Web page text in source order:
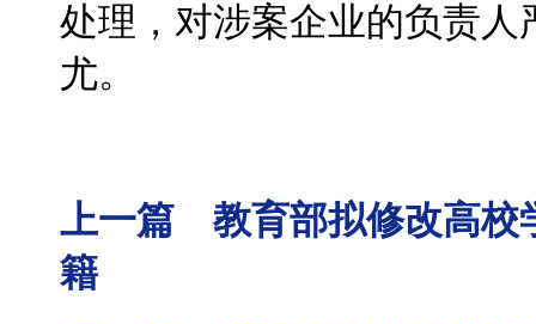
处理，对涉案企业的负责
尤。
上一篇 教育部拟修改高校
籍